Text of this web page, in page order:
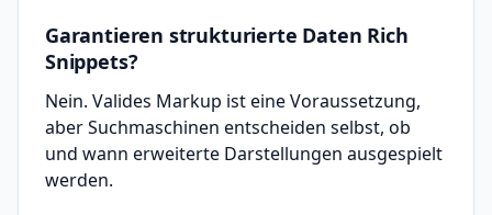
Garantieren strukturierte Daten Rich
Snippets?
Nein. Valides Markup ist eine Voraussetzung,
aber Suchmaschinen entscheiden selbst, ob
und wann erweiterte Darstellungen ausgespielt
werden.